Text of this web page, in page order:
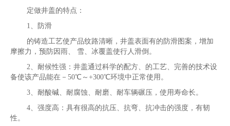
定做井盖的特点：
1、防滑
的铸造工艺使产品纹路清晰，井盖表面有的防滑图案，增加
摩擦力，预防因雨、 雪、冰覆盖使行人滑倒。
2、耐候性强：井盖通过科学的配方、的工艺、完善的技术设
备使该产品能在－50℃～+300℃环境中正常使用。
3、耐酸碱、耐腐蚀、耐磨、耐车辆碾压，使用寿命长。
4、强度高：具有很高的抗压、抗弯、抗冲击的强度，有韧
性。